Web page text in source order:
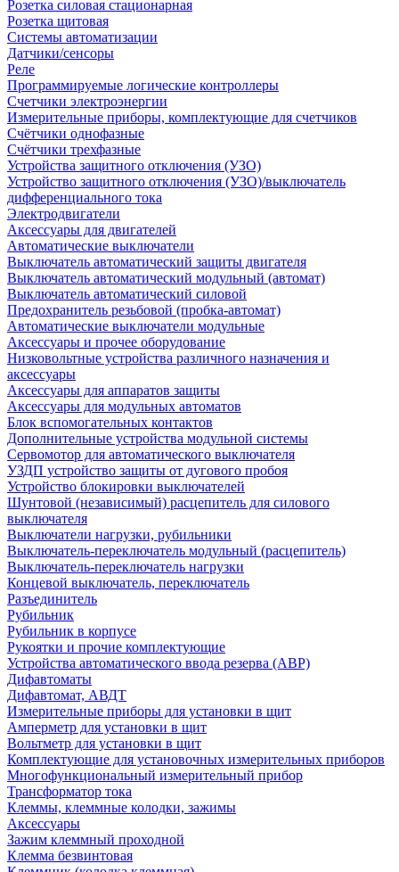
Розетка силовая стационарная
Розетка щитовая
Системы автоматизации
Датчики/сенсоры
Реле
Программируемые логические контроллеры
Счетчики электроэнергии
Измерительные приборы, комплектующие для счетчиков
Счётчики однофазные
Счётчики трехфазные
Устройства защитного отключения (УЗО)
Устройство защитного отключения (УЗО)/выключатель
дифференциального тока
Электродвигатели
Аксессуары для двигателей
Автоматические выключатели
Выключатель автоматический защиты двигателя
Выключатель автоматический модульный (автомат)
Выключатель автоматический силовой
Предохранитель резьбовой (пробка-автомат)
Автоматические выключатели модульные
Аксессуары и прочее оборудование
Низковольтные устройства различного назначения и
аксессуары
Аксессуары для аппаратов защиты
Аксессуары для модульных автоматов
Блок вспомогательных контактов
Дополнительные устройства модульной системы
Сервомотор для автоматического выключателя
УЗДП устройство защиты от дугового пробоя
Устройство блокировки выключателей
Шунтовой (независимый) расцепитель для силового
выключателя
Выключатели нагрузки, рубильники
Выключатель-переключатель модульный (расцепитель)
Выключатель-переключатель нагрузки
Концевой выключатель, переключатель
Разъединитель
Рубильник
Рубильник в корпусе
Рукоятки и прочие комплектующие
Устройства автоматического ввода резерва (АВР)
Дифавтоматы
Дифавтомат, АВДТ
Измерительные приборы для установки в щит
Амперметр для установки в щит
Вольтметр для установки в щит
Комплектующие для установочных измерительных приборов
Многофункциональный измерительный прибор
Трансформатор тока
Клеммы, клеммные колодки, зажимы
Аксессуары
Зажим клеммный проходной
Клемма безвинтовая